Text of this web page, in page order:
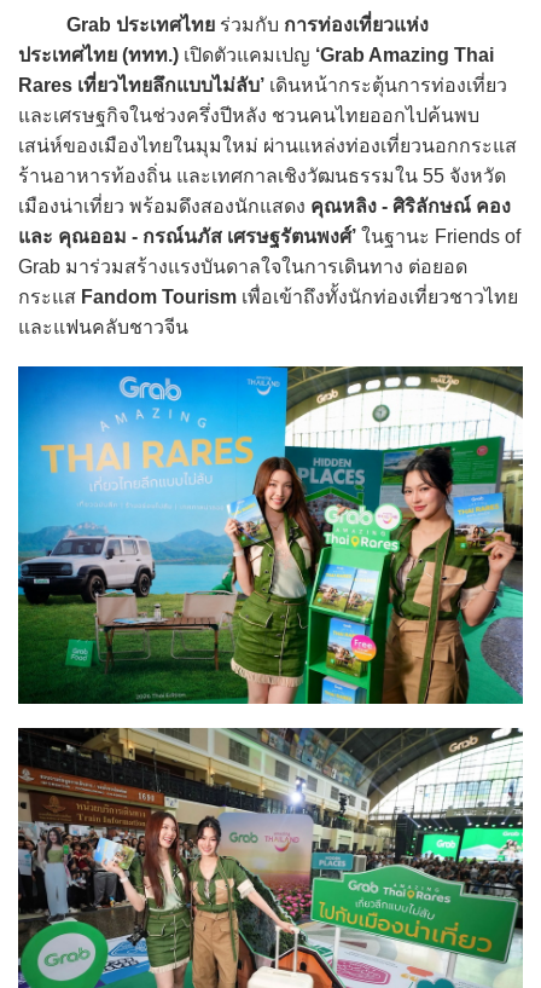
Grab ประเทศไทย ร่วมกับ การท่องเที่ยวแห่ง
ประเทศไทย (ททท.) เปิดตัวแคมเปญ ‘Grab Amazing Thai
Rares เที่ยวไทยลึกแบบไม่ลับ’ เดินหน้ากระตุ้นการท่องเที่ยว
และเศรษฐกิจในช่วงครึ่งปีหลัง ชวนคนไทยออกไปค้นพบ
เสน่ห์ของเมืองไทยในมุมใหม่ ผ่านแหล่งท่องเที่ยวนอกกระแส
ร้านอาหารท้องถิ่น และเทศกาลเชิงวัฒนธรรมใน 55 จังหวัด
เมืองน่าเที่ยว พร้อมดึงสองนักแสดง คุณหลิง - ศิริลักษณ์ คอง
และ คุณออม - กรณ์นภัส เศรษฐรัตนพงศ์’ ในฐานะ Friends of
Grab มาร่วมสร้างแรงบันดาลใจในการเดินทาง ต่อยอด
กระแส Fandom Tourism เพื่อเข้าถึงทั้งนักท่องเที่ยวชาวไทย
และแฟนคลับชาวจีน